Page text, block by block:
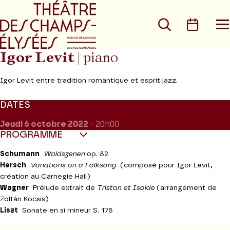
Aller au menu principal
Rechercher
Igor Levit | piano
Igor Levit entre tradition romantique et esprit jazz.
DATES
Jeudi 6 octobre 2022 - 20h00
PROGRAMME
Schumann Waldszenenop. 82
Hersch
Variations on a Folksong (composé pour Igor Levit,
création au Carnegie Hall)
Wagner
Prélude extrait de Tristan et Isolde(arrangement de
Zoltán Kocsis)
Liszt
Sonate en si mineur S. 178